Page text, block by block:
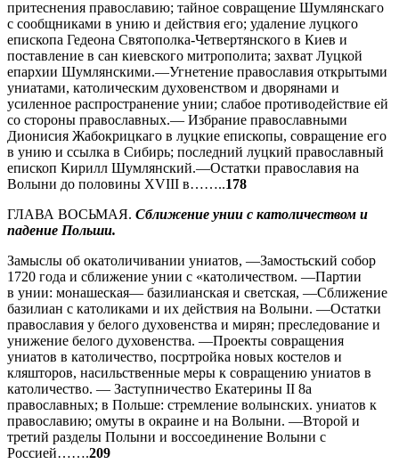
притеснения православию; тайное совращение Шумлянскаго
с сообщниками в унию и действия его; удаление луцкого
епископа Гедеона Святополка-Четвертянского в Киев и
поставление в сан киевского митрополита; захват Луцкой
епархии Шумлянскими.—Угнетение православия открытыми
униатами, католическим духовенством и дворянами и
усиленное распространение унии; слабое противодействие ей
со стороны православных.— Избрание православными
Дионисия Жабокрицкаго в луцкие епископы, совращение его
в унию и ссылка в Сибирь; последний луцкий православный
епископ Кирилл Шумлянский.—Остатки православия на
Волыни до половины XVIII в……..178
ГЛАВА ВОСЬМАЯ. Сближение унии с католичеством и
падение Польши.
Замыслы об окатоличивании униатов, —Замостьский собор
1720 года и сближение унии с «католичеством. —Партии
в унии: монашеская— базилианская и светская, —Сближение
базилиан с католиками и их действия на Волыни. —Остатки
православия у белого духовенства и мирян; преследование и
унижение белого духовенства. —Проекты совращения
униатов в католичество, посртройка новых костелов и
кляшторов, насильственные меры к совращению униатов в
католичество. — Заступничество Екатерины II 8а
православных; в Польше: стремление волынских. униатов к
православию; омуты в окраине и на Волыни. —Второй и
третий разделы Полыни и воссоединение Волыни с
Россией…….209